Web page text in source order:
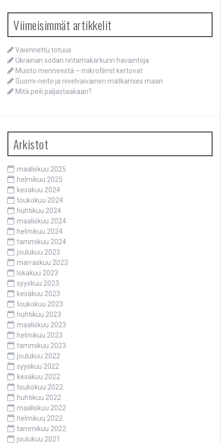
Viimeisimmät artikkelit
Vaiennettu totuus
Ukrainan sodan rintamakarkurin havaintoja
Muisto menneestä – mikrofilmit kertovat
Suomi-neito ja nivelvaivainen matkamies maan
Mitä peili paljastaakaan?
Arkistot
maaliskuu 2025
helmikuu 2025
kesäkuu 2024
toukokuu 2024
huhtikuu 2024
maaliskuu 2024
helmikuu 2024
tammikuu 2024
joulukuu 2023
marraskuu 2023
lokakuu 2023
syyskuu 2023
kesäkuu 2023
toukokuu 2023
huhtikuu 2023
maaliskuu 2023
helmikuu 2023
tammikuu 2023
joulukuu 2022
syyskuu 2022
kesäkuu 2022
toukokuu 2022
huhtikuu 2022
maaliskuu 2022
helmikuu 2022
tammikuu 2022
joulukuu 2021